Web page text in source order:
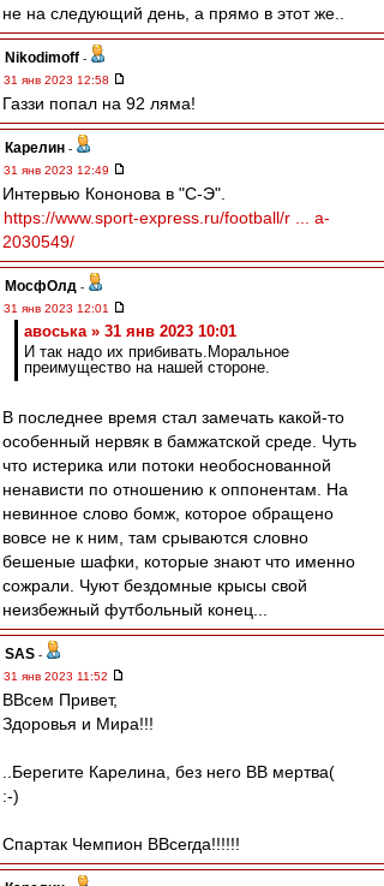
не на следующий день, а прямо в этот же..
Nikodimoff -
31 янв 2023 12:58
Газзи попал на 92 ляма!
Карелин -
31 янв 2023 12:49
Интервью Кононова в "С-Э".
https://www.sport-express.ru/football/r ... a-
2030549/
МосфОлд -
31 янв 2023 12:01
авоська » 31 янв 2023 10:01
И так надо их прибивать.Моральное
преимущество на нашей стороне.
В последнее время стал замечать какой-то
особенный нервяк в бамжатской среде. Чуть
что истерика или потоки необоснованной
ненависти по отношению к оппонентам. На
невинное слово бомж, которое обращено
вовсе не к ним, там срываются словно
бешеные шафки, которые знают что именно
сожрали. Чуют бездомные крысы свой
неизбежный футбольный конец...
SAS -
31 янв 2023 11:52
ВВсем Привет,
Здоровья и Мира!!!
..Берегите Карелина, без него ВВ мертва(
:-)
Спартак Чемпион ВВсегда!!!!!!